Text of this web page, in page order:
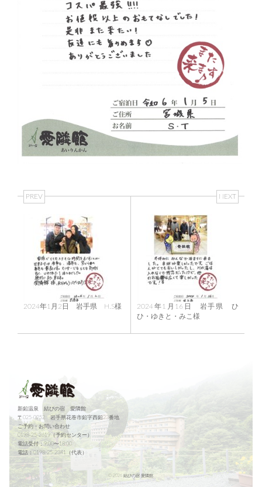
PREV
2024年1月2日 岩手県 H.S様
NEXT
2024年1月16日 岩手県 ひ
ひ・ゆきと・みこ様
新鉛温泉 結びの宿 愛隣館
〒025-0252 岩手県花巻市鉛字西鉛23番地
ご予約・お問い合わせ
0198-25-2619（予約センター）
電話受付：9:00〜18:00
電話：0198-25-2341（代表）
© 2026 結びの宿 愛隣館.